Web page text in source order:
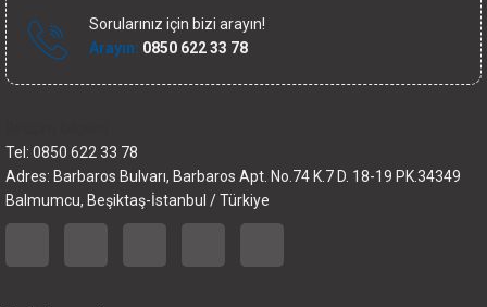
Sorularınız için bizi arayın!
Arayın: 0850 622 33 78
Tel: 0850 622 33 78
Adres: Barbaros Bulvarı, Barbaros Apt. No.74 K.7 D. 18-19 PK.34349
Balmumcu, Beşiktaş-İstanbul / Türkiye